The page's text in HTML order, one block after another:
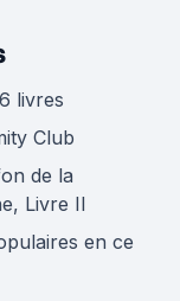
livres
Club
de la
Livre II
en ce